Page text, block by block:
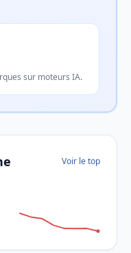
sur moteurs IA.
Voir le top